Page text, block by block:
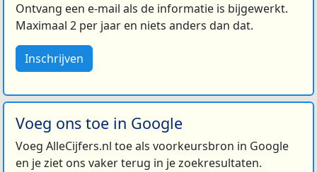
Ontvang een e-mail als de informatie is bijgewerkt.
Maximaal 2 per jaar en niets anders dan dat.
Inschrijven
Voeg ons toe in Google
Voeg AlleCijfers.nl toe als voorkeursbron in Google
en je ziet ons vaker terug in je zoekresultaten.